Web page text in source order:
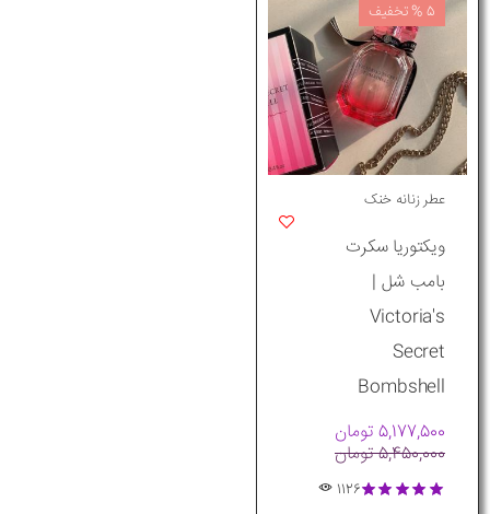
5 % تخفیف
عطر زنانه خنک
ویکتوریا سکرت
بامب شل |
Victoria's
Secret
Bombshell
5,177,500 تومان
5,450,000 تومان
1126